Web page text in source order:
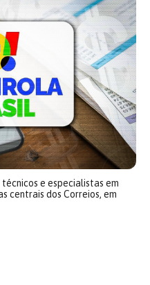
e especialistas em
centrais dos Correios, em